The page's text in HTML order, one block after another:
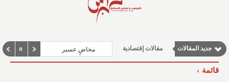
جديد المقالات مقالات إقتصادية
نوافذ الثقافة و الأدب
مخاضٍ عسير
قائمة